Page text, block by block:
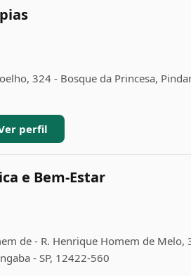
324 - Bosque da Princesa,
perfil
e Bem-Estar
de - R. Henrique Homem de Melo,
- SP, 12422-560